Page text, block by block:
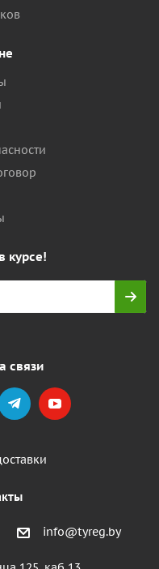
курсе!
связи
info@tyreg.by